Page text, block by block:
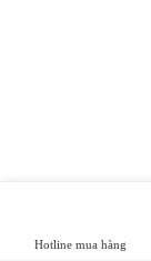
Hotline mua hàng